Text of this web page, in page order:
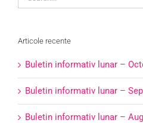
for:
Articole recente
Buletin informativ lunar –
Buletin informativ lunar –
Buletin informativ lunar –